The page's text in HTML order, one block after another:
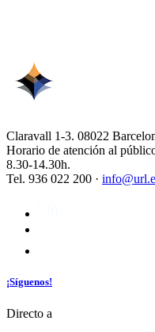
Claravall 1-3. 08022
Horario de atención al
8.30-14.30h.
Tel. 936 022 200 ·
¡Síguenos!
Directo a